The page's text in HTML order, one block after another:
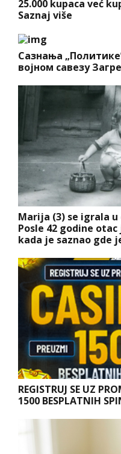
25.000 kupaca već
Saznaj više
Сазнања
војном савезу
Marija (3) se igrala
Posle 42 godine
kada je saznao gde
REGISTRUJ SE UZ
1500 BESPLATNIH